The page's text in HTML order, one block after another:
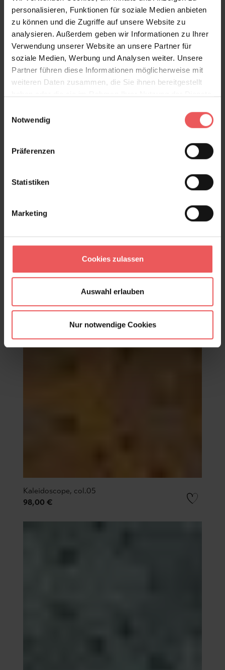
personalisieren, Funktionen für soziale Medien anbieten
zu können und die Zugriffe auf unsere Website zu
analysieren. Außerdem geben wir Informationen zu Ihrer
Verwendung unserer Website an unsere Partner für
soziale Medien, Werbung und Analysen weiter. Unsere
Partner führen diese Informationen möglicherweise mit
weiteren Daten zusammen, die Sie ihnen bereitgestellt
Notwendig
Präferenzen
Statistiken
Marketing
Cookies zulassen
Auswahl erlauben
Nur notwendige Cookies
98,00 €
Kaleidoscope, col.05
98,00 €